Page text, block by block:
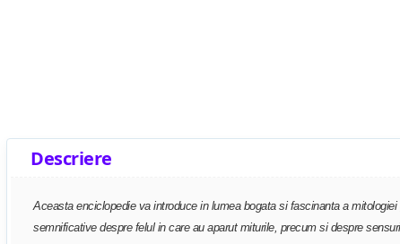
Descriere
Aceasta enciclopedie va introduce in lumea bogata si fascinanta a
semnificative despre felul in care au aparut miturile, precum si despre